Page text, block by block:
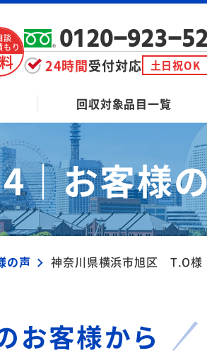
談
もり
0120-923-
24時間受付対応 土日祝OK
回収対象品目一覧
｜お客様
の声 神奈川県横浜市旭区 T.O様
お客様から